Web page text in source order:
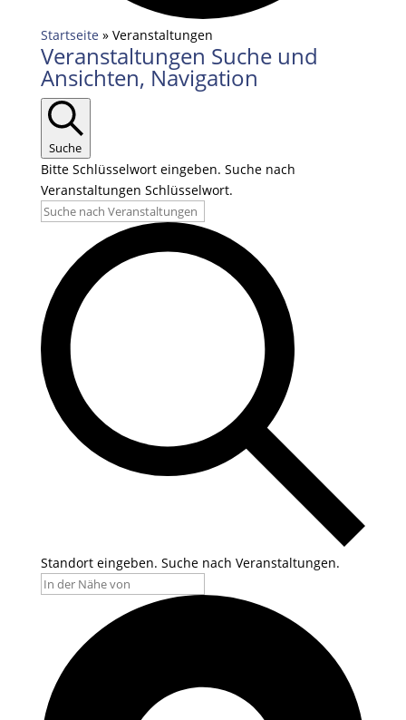
Startseite » Veranstaltungen
Veranstaltungen
Veranstaltungen Suche und
Ansichten, Navigation
Suche
Bitte Schlüsselwort eingeben. Suche nach
Veranstaltungen Schlüsselwort.
Standort eingeben. Suche nach Veranstaltungen.